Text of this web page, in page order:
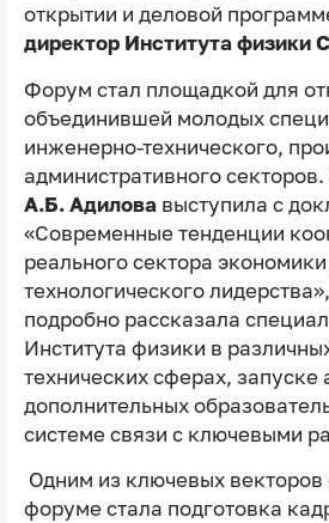
открытии и деловой
директор Института физики
Форум стал площадкой для
объединившей молодых
инженерно-технического,
административного
А.Б. Адиловавыступила с
«Современные тенденции
реального сектора
технологического
подробно рассказала
Института физики в
технических сферах, запуске
дополнительных
системе связи с ключевыми
Одним из ключевых
форуме стала подготовка